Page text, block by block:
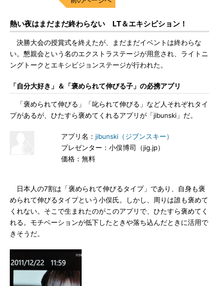
熱い夜はまだまだ終わらない LT＆エキシビション！
決勝大会の授賞式を終えたが、まだまだイベントは終わらな
い。懇親会という名のエクストラステージが用意され、ライトニ
ングトークとエキシビジョンステージが行われた。
「自分大好き」＆「褒められて伸びる子」の必携アプリ
「褒められて伸びる」「叱られて伸びる」など人それぞれタイ
プがあるが、ひたすら褒めてくれるアプリが「jibunski」だ。
アプリ名： jibunski（ジブンスキー）
プレゼンター：小俣博司（jig.jp）
価格：無料
日本人の7割は「褒められて伸びるタイプ」であり、自身も褒
められて伸びるタイプという小俣氏。しかし、周りは誰も褒めて
くれない。そこで生まれたのがこのアプリで、ひたすら褒めてく
れる。モチベーションが低下したときや落ち込んだときに活用で
きそうだ。